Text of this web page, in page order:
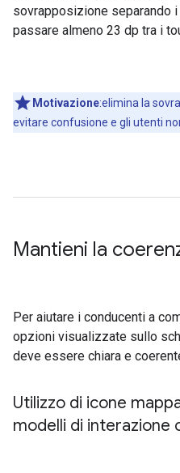
sovrapposizione separando
passare almeno 23 dp tra i
Motivazione:elimina la
evitare confusione e gli utenti
Mantieni la
Per aiutare i conducenti a
opzioni visualizzate sullo
deve essere chiara e
Utilizzo di icone
modelli di interazione